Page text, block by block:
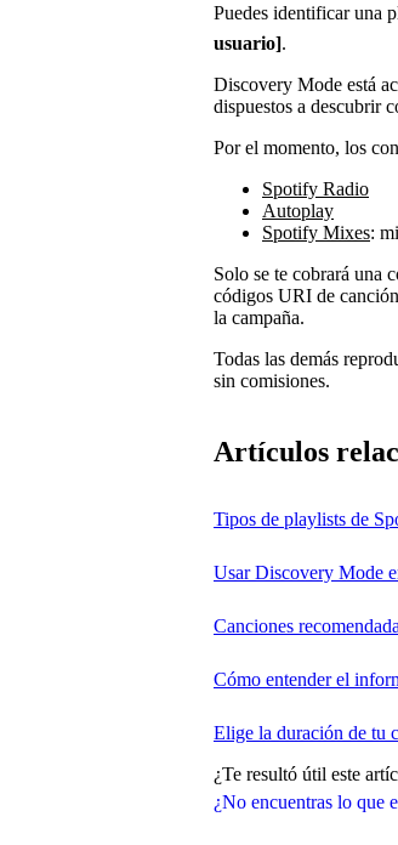
¿No encuentras lo que
Puedes identificar una
usuario].
Discovery Mode está
dispuestos a descubrir
Por el momento, los
Spotify Radio
Autoplay
Spotify Mixes:
Solo se te cobrará una
códigos URI de
la campaña.
Todas las demás
sin comisiones.
Artículos
Tipos de playlists de
Usar Discovery Mode
Canciones
Cómo entender el
Elige la duración de tu
¿Te resultó útil este